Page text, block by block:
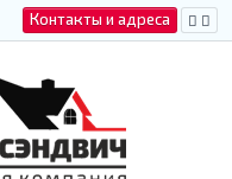
Контакты и адреса